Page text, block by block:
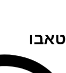
טאבו